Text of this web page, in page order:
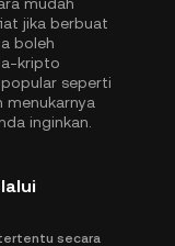
jika berbuat
boleh
kripto
seperti
menukarnya
inginkan.
secara